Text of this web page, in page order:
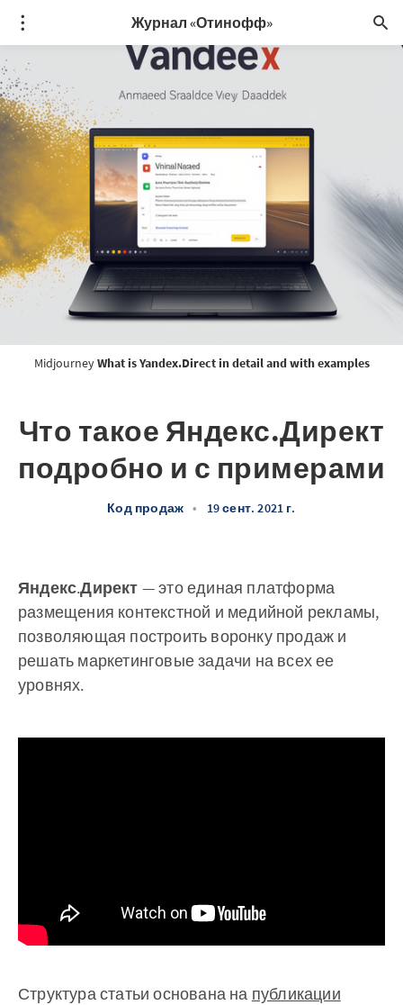
Журнал «Отинофф»
MidjourneyWhat is Yandex.Direct in detail and with examples
Что такое Яндекс.Директ
подробно и с примерами
Код продаж • 19 сент. 2021 г.
Яндекс.Директ — это единая платформа
размещения контекстной и медийной рекламы,
позволяющая построить воронку продаж и
решать маркетинговые задачи на всех ее
уровнях.
Структура статьи основана на публикации